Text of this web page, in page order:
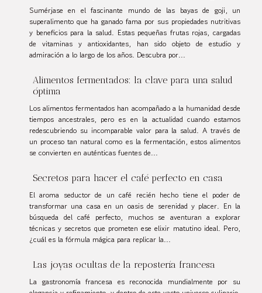
Sumérjase en el fascinante mundo de las bayas de goji, un
superalimento que ha ganado fama por sus propiedades nutritivas
y beneficios para la salud. Estas pequeñas frutas rojas, cargadas
de vitaminas y antioxidantes, han sido objeto de estudio y
admiración a lo largo de los años. Descubra por...
Alimentos fermentados: la clave para una salud
óptima
Los alimentos fermentados han acompañado a la humanidad desde
tiempos ancestrales, pero es en la actualidad cuando estamos
redescubriendo su incomparable valor para la salud. A través de
un proceso tan natural como es la fermentación, estos alimentos
se convierten en auténticas fuentes de...
Secretos para hacer el café perfecto en casa
El aroma seductor de un café recién hecho tiene el poder de
transformar una casa en un oasis de serenidad y placer. En la
búsqueda del café perfecto, muchos se aventuran a explorar
técnicas y secretos que prometen ese elixir matutino ideal. Pero,
¿cuál es la fórmula mágica para replicar la...
Las joyas ocultas de la repostería francesa
La gastronomía francesa es reconocida mundialmente por su